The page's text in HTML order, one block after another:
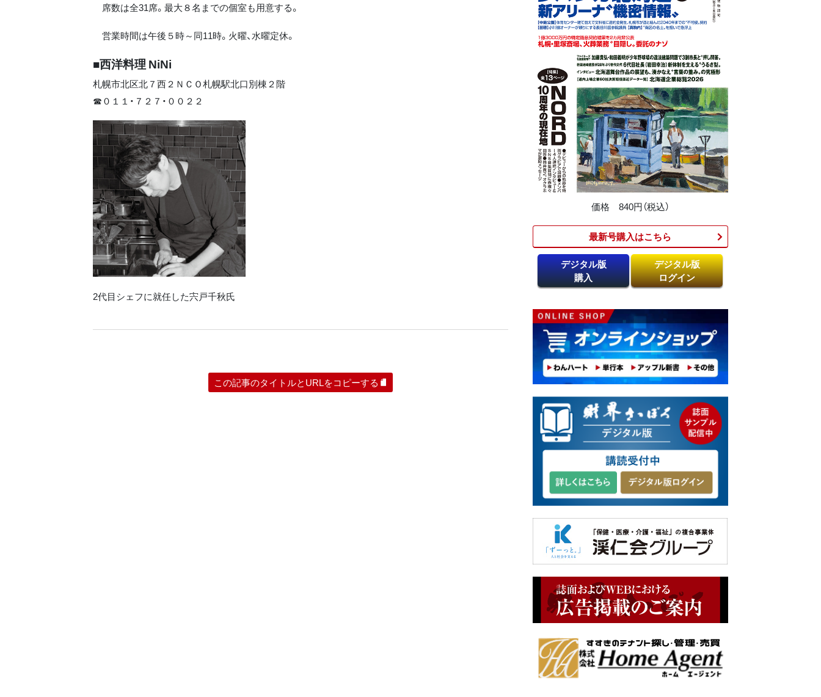
席数は全31席。最大８名までの個室も用意する。
営業時間は午後５時～同11時。火曜、水曜定休。
■西洋料理 NiNi
札幌市北区北７西２ＮＣＯ札幌駅北口別棟２階
☎０１１・７２７・００２２
2代目シェフに就任した宍戸千秋氏
この記事のタイトルとURLをコピーする
価格 840円（税込）
最新号購入はこちら​
デジタル版
購入
デジタル版
ログイン